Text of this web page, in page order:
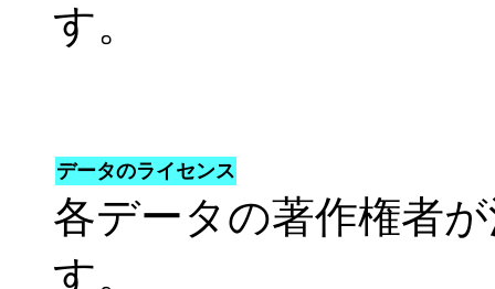
す。
データのライセンス
各データの著作権者
す。